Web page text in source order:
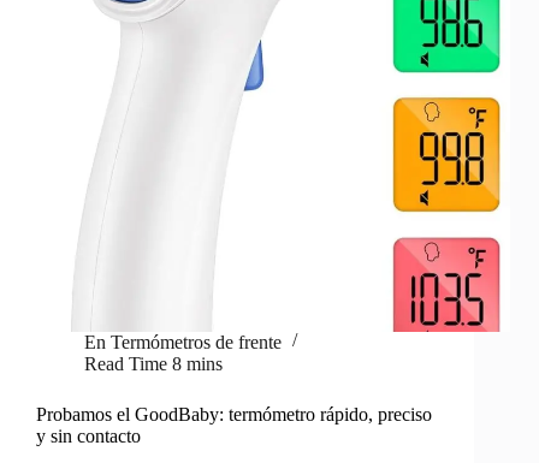
En Termómetros de frente
Read Time 8 mins
Probamos el GoodBaby: termómetro rápido, preciso
y sin contacto